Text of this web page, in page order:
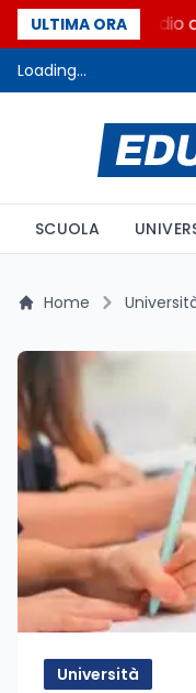
ULTIMA ORA
Livio Berruti, addio
Loading...
SCUOLA
Home
Università